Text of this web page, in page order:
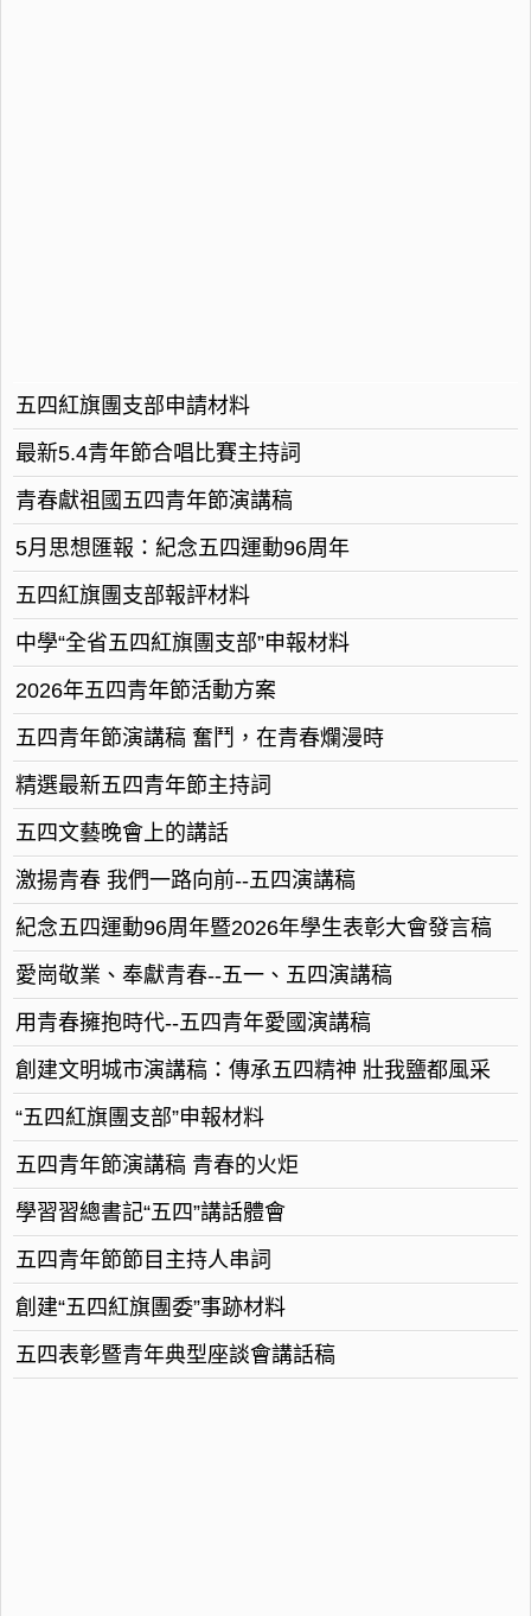
五四紅旗團支部申請材料
最新5.4青年節合唱比賽主持詞
青春獻祖國五四青年節演講稿
5月思想匯報：紀念五四運動96周年
五四紅旗團支部報評材料
中學“全省五四紅旗團支部”申報材料
2026年五四青年節活動方案
五四青年節演講稿 奮鬥，在青春爛漫時
精選最新五四青年節主持詞
五四文藝晚會上的講話
激揚青春 我們一路向前--五四演講稿
紀念五四運動96周年暨2026年學生表彰大會發言稿
愛崗敬業、奉獻青春--五一、五四演講稿
用青春擁抱時代--五四青年愛國演講稿
創建文明城市演講稿：傳承五四精神 壯我鹽都風采
“五四紅旗團支部”申報材料
五四青年節演講稿 青春的火炬
學習習總書記“五四”講話體會
五四青年節節目主持人串詞
創建“五四紅旗團委”事跡材料
五四表彰暨青年典型座談會講話稿